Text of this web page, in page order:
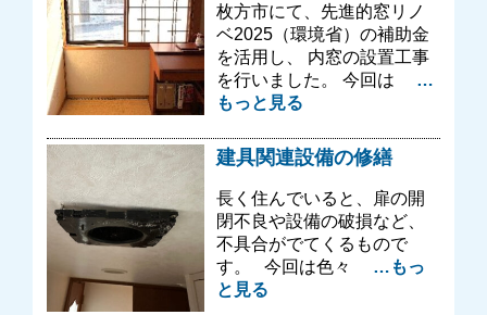
枚方市にて、先進的窓リノ
ベ2025（環境省）の補助金
を活用し、 内窓の設置工事
を行いました。 今回は
…
もっと見る
建具関連設備の修繕
長く住んでいると、扉の開
閉不良や設備の破損など、
不具合がでてくるもので
す。 今回は色々
…もっ
と見る